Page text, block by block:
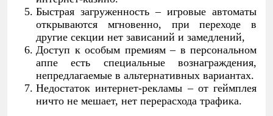
Быстрая загруженность – игровые автоматы
открываются мгновенно, при переходе в
другие секции нет зависаний и замедлений,
Доступ к особым премиям – в персональном
аппе есть специальные вознаграждения,
непредлагаемые в альтернативных вариантах.
Недостаток интернет-рекламы – от геймплея
ничто не мешает, нет перерасхода трафика.